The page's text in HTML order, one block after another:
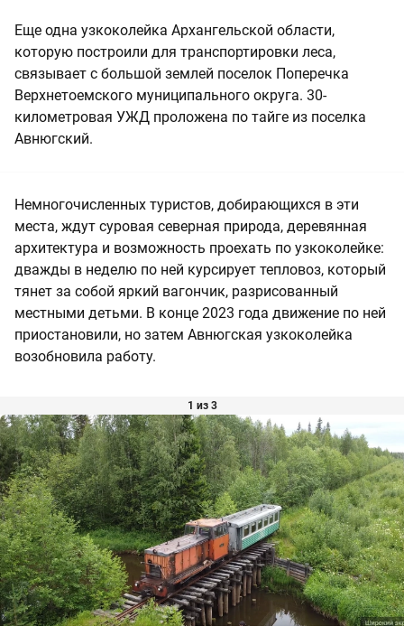
Еще одна узкоколейка Архангельской области,
которую построили для транспортировки леса,
связывает с большой землей поселок Поперечка
Верхнетоемского муниципального округа. 30-
километровая УЖД проложена по тайге из поселка
Авнюгский.
Немногочисленных туристов, добирающихся в эти
места, ждут суровая северная природа, деревянная
архитектура и возможность проехать по узкоколейке:
дважды в неделю по ней курсирует тепловоз, который
тянет за собой яркий вагончик, разрисованный
местными детьми. В конце 2023 года движение по ней
приостановили, но затем Авнюгская узкоколейка
возобновила работу.
1 из 3